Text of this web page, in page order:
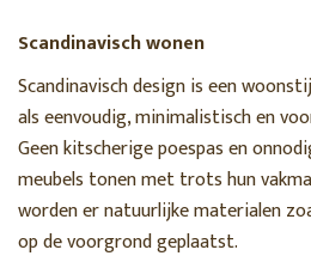
Scandinavisch wonen
Scandinavisch design is een
als eenvoudig, minimalistisch en
Geen kitscherige poespas en
meubels tonen met trots hun
worden er natuurlijke materialen
op de voorgrond geplaatst.